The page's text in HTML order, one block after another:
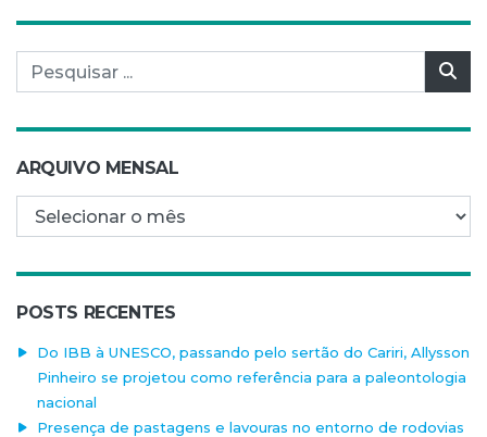
Pesquisar por:
ARQUIVO MENSAL
Arquivo mensal
POSTS RECENTES
Do IBB à UNESCO, passando pelo sertão do Cariri, Allysson
Pinheiro se projetou como referência para a paleontologia
nacional
Presença de pastagens e lavouras no entorno de rodovias